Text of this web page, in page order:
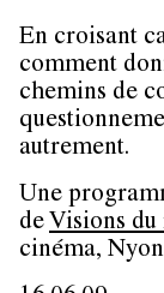
En croisant
comment
chemins de
autrement.
Une
de Visions du
cinéma,